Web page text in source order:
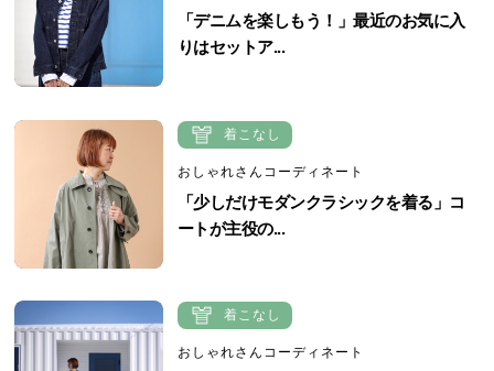
「デニムを楽しもう！」最近のお気に入
りはセットア...
着こなし
おしゃれさんコーディネート
「少しだけモダンクラシックを着る」コ
ートが主役の...
着こなし
おしゃれさんコーディネート